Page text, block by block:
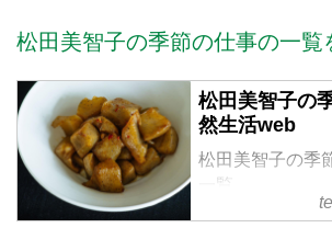
松田美智子の季節の仕事の一
松田美智子の
然生活web
松田美智子の季
一覧